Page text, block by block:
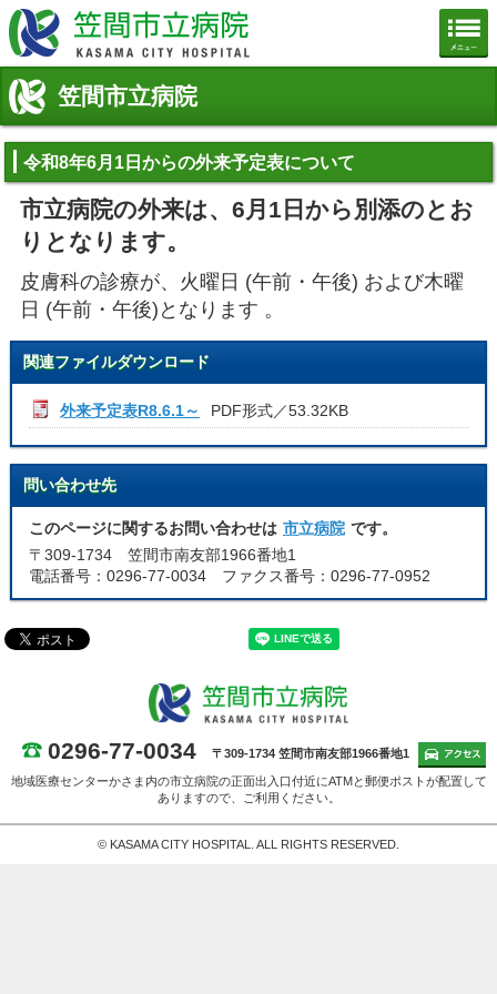
笠間市立病院公式ホームページ
笠間市立病院
令和8年6月1日からの外来予定表について
市立病院の外来は、6月1日から別添のとお
りとなります。
皮膚科の診療が、火曜日 (午前・午後) および木曜
日 (午前・午後)となります 。
関連ファイルダウンロード
外来予定表R8.6.1～ PDF形式／53.32KB
問い合わせ先
このページに関するお問い合わせは 市立病院 です。
〒309-1734 笠間市南友部1966番地1
電話番号：0296-77-0034 ファクス番号：0296-77-0952
0296-77-0034 〒309-1734 笠間市南友部1966番地1
地域医療センターかさま内の市立病院の正面出入口付近にATMと郵便ポストが配置して
ありますので、ご利用ください。
© KASAMA CITY HOSPITAL. ALL RIGHTS RESERVED.